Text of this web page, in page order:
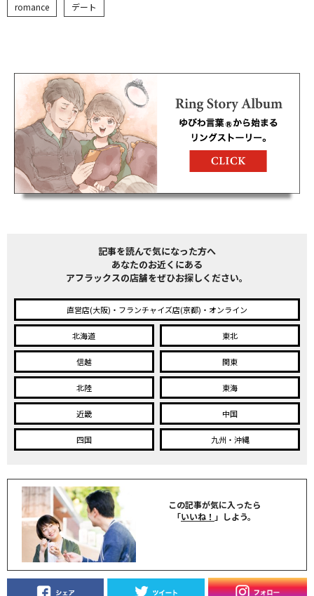
romance デート
記事を読んで気になった方へ
あなたのお近くにある
アフラックスの店舗をぜひお探しください。
直営店(大阪)・フランチャイズ店(京都)・オンライン
北海道 東北
信越 関東
北陸 東海
近畿 中国
四国 九州・沖縄
この記事が気に入ったら
「いいね！ 」しよう。